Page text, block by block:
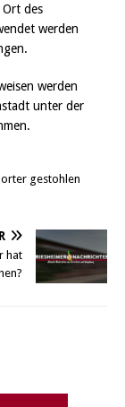
des
werden
werden
unter der
gestohlen
hat